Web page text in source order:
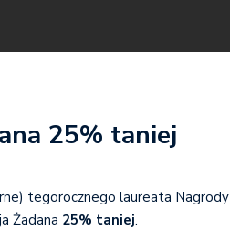
25% taniej
tegorocznego laureata Nagrody
Żadana 25% taniej.